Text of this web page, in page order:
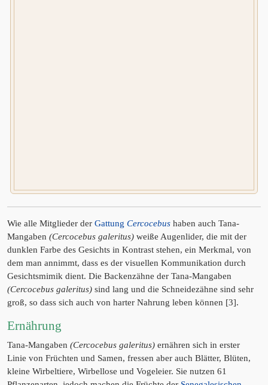
Wie alle Mitglieder der Gattung Cercocebus haben auch Tana-
Mangaben (Cercocebus galeritus) weiße Augenlider, die mit der
dunklen Farbe des Gesichts in Kontrast stehen, ein Merkmal, von
dem man annimmt, dass es der visuellen Kommunikation durch
Gesichtsmimik dient. Die Backenzähne der Tana-Mangaben
(Cercocebus galeritus) sind lang und die Schneidezähne sind sehr
groß, so dass sich auch von harter Nahrung leben können [3].
Ernährung
Tana-Mangaben (Cercocebus galeritus) ernähren sich in erster
Linie von Früchten und Samen, fressen aber auch Blätter, Blüten,
kleine Wirbeltiere, Wirbellose und Vogeleier. Sie nutzen 61